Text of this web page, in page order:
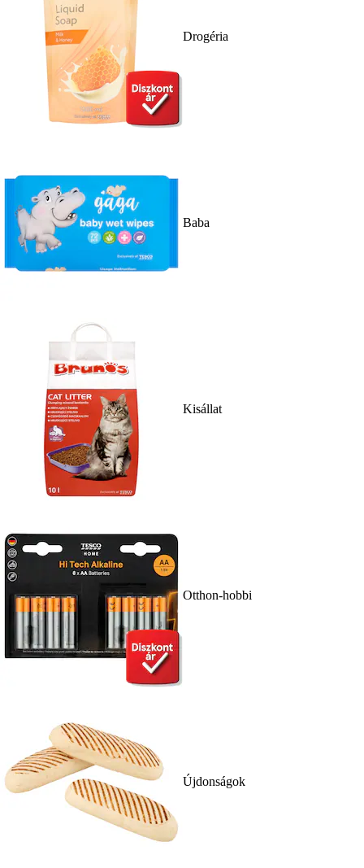
Drogéria
Baba
Kisállat
Otthon-hobbi
Újdonságok